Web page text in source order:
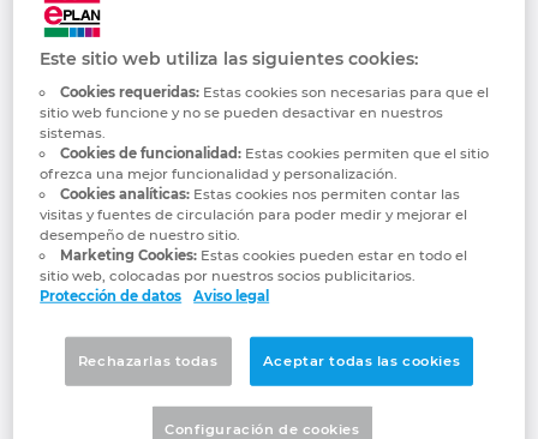
Jetter AG
We automate your success.
For decades, the name Jetter AG has stood
for highest demands on automation
Marítima
Automatización de edificios
Casos de éxito
Automatización de edificios
Configuración
Integración PDM / PLM
EPLAN Data Portal
EPLAN Educacional para centros educativos
EPLAN Educacional para estudiantes
EPLAN Collaboration Apps
Blog
Localizaciones
Contacto
Trust Center
Brunei
Canada
Chile
China
Colombia
Este sitio web utiliza las siguientes cookies:
Cookies requeridas:Estas cookies son necesarias para que el
sitio web funcione y no se pueden desactivar en nuestros
sistemas.
Cookies de funcionalidad:Estas cookies permiten que el sitio
ofrezca una mejor funcionalidad y personalización.
Cookies analíticas:Estas cookies nos permiten contar las
visitas y fuentes de circulación para poder medir y mejorar el
desempeño de nuestro sitio.
Marketing Cookies:Estas cookies pueden estar en todo el
sitio web, colocadas por nuestros socios publicitarios.
Protección de datos
Aviso legal
Rechazarlas todas Aceptar todas las cookies
Configuración de cookies